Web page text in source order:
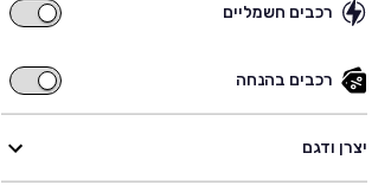
רכבים חשמליים
רכבים
רכבים בהנחה
רכבים
בהנחה
יצרן ודגם